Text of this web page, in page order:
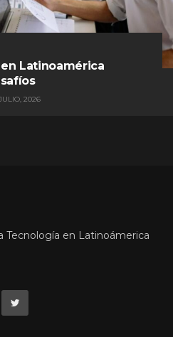
Latinoamérica
2026
Tecnología en Latinoámerica